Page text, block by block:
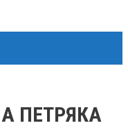
ПЕТРЯКА